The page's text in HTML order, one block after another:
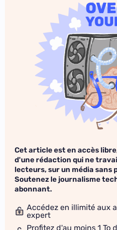
Cet article est en accès
d'une rédaction qui ne
lecteurs, sur un média sans
Soutenez le journalisme
abonnant.
Accédez en illimité aux
expert
Profitez d'au moins 1 To